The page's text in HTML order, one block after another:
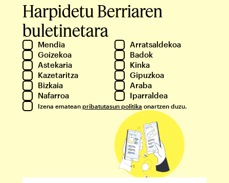
Harpidetu Berriaren
buletinetara
Mendia
Arratsaldekoa
Goizekoa
Badok
Astekaria
Kinka
Kazetaritza
Gipuzkoa
Bizkaia
Araba
Nafarroa
Iparraldea
Izena ematean pribatutasun politika onartzen duzu.